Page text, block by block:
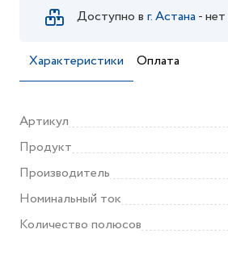
Доступно в г. Астана -
Характеристики Оплата
Артикул
Продукт
Производитель
Номинальный ток
Количество полюсов